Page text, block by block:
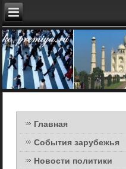
Главная
События зарубежья
Новости политики